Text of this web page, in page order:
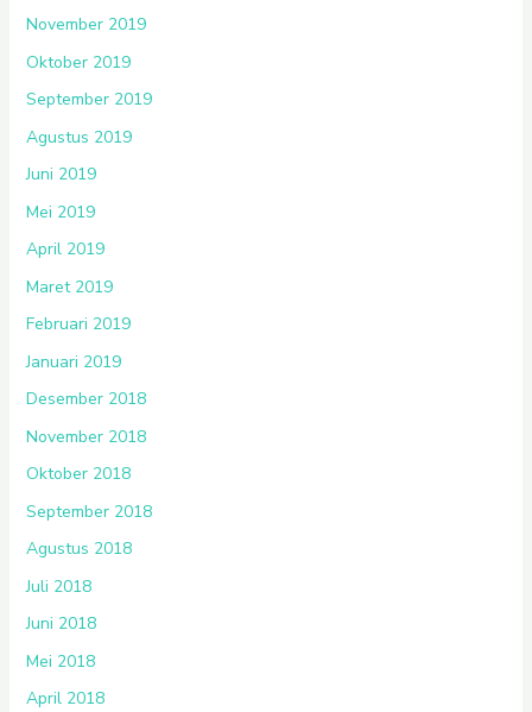
November 2019
Oktober 2019
September 2019
Agustus 2019
Juni 2019
Mei 2019
April 2019
Maret 2019
Februari 2019
Januari 2019
Desember 2018
November 2018
Oktober 2018
September 2018
Agustus 2018
Juli 2018
Juni 2018
Mei 2018
April 2018